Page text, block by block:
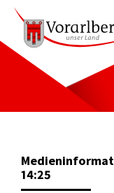
14:25